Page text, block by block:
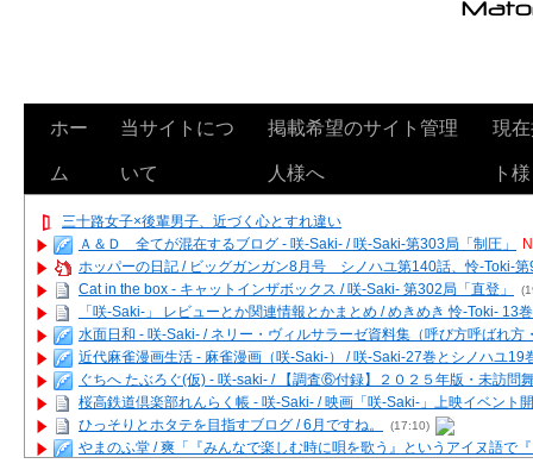
ホー
ム
当サイトにつ
いて
掲載希望のサイト管理
人様へ
現
ト様
三十路女子×後輩男子、近づく心とすれ違い
Ａ＆Ｄ 全てが混在するブログ - 咲-Saki- / 咲-Saki-第303局「制圧」
ホッパーの日記 / ビッグガンガン8月号 シノハユ第140話、怜-Toki-第
Cat in the box - キャットインザボックス / 咲-Saki- 第302局「直登」
「咲-Saki-」 レビューとか関連情報とかまとめ / めきめき 怜-Toki- 13
水面日和 - 咲-Saki- / ネリー・ヴィルサラーゼ資料集（呼び方呼ばれ方
近代麻雀漫画生活 - 麻雀漫画（咲-Saki-） / 咲-Saki-27巻とシノハユ
ぐちへ たぶろぐ(仮) - 咲-saki- / 【調査⑥付録】２０２５年版・未訪問
桜高鉄道倶楽部れんらく帳 - 咲-Saki- / 映画「咲-Saki-」上映イベント
ひっそりとホタテを目指すブログ / 6月ですね。
(17:10)
やまのふ堂 / 爽「『みんなで楽しむ時に唄を歌う』というアイヌ語で